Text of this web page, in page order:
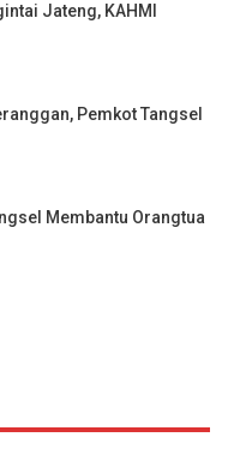
Jateng, KAHMI
Pemkot Tangsel
Membantu Orangtua